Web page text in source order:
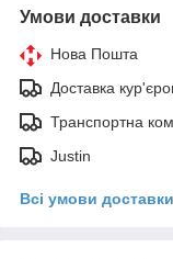
Умови доставки
Нова Пошта
Доставка
Транспортна
Justin
Всі умови доставки